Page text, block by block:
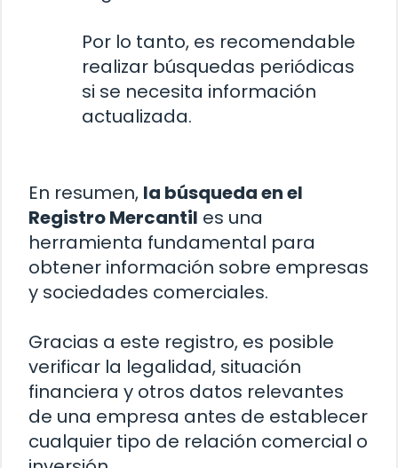
Por lo tanto, es recomendable
realizar búsquedas periódicas
si se necesita información
actualizada.
En resumen, la búsqueda en el
Registro Mercantil es una
herramienta fundamental para
obtener información sobre empresas
y sociedades comerciales.
Gracias a este registro, es posible
verificar la legalidad, situación
financiera y otros datos relevantes
de una empresa antes de establecer
cualquier tipo de relación comercial o